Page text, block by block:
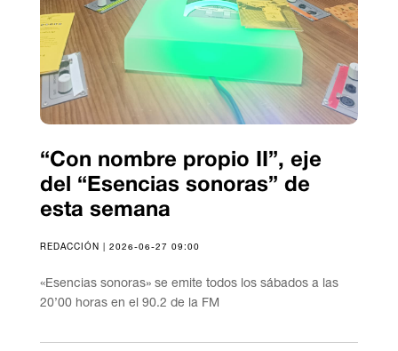
“Con nombre propio II”, eje
del “Esencias sonoras” de
esta semana
REDACCIÓN | 2026-06-27 09:00
«Esencias sonoras» se emite todos los sábados a las
20’00 horas en el 90.2 de la FM